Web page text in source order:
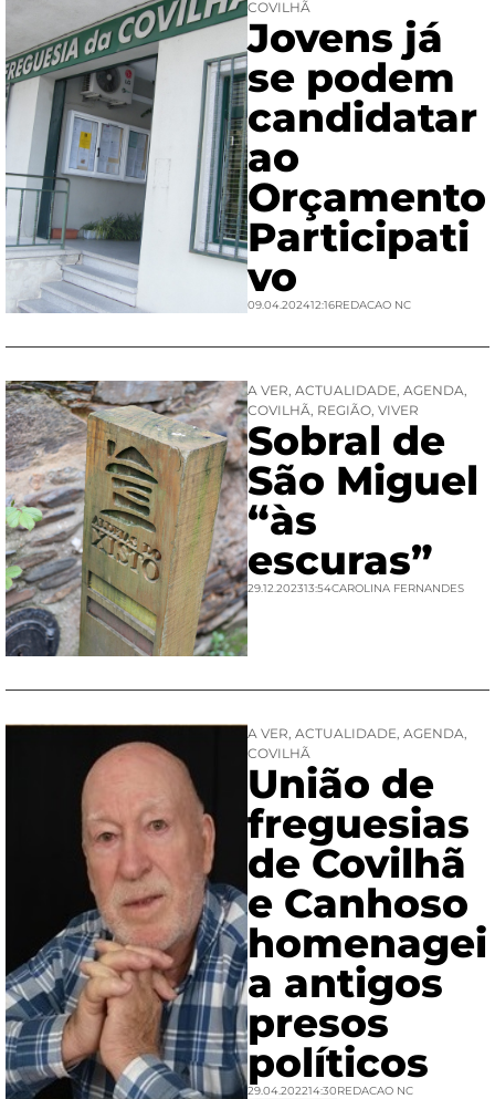
COVILHÃ
Jovens já
se podem
candidatar
ao
Orçamento
Participati
vo
09.04.202412:16REDACAO NC
A VER, ACTUALIDADE, AGENDA,
COVILHÃ, REGIÃO, VIVER
Sobral de
São Miguel
“às
escuras”
29.12.202313:54CAROLINA FERNANDES
A VER, ACTUALIDADE, AGENDA,
COVILHÃ
União de
freguesias
de Covilhã
e Canhoso
homenagei
a antigos
presos
políticos
29.04.202214:30REDACAO NC